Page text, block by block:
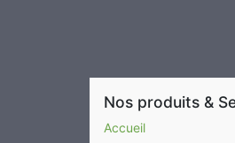
Nos produits &
Accueil